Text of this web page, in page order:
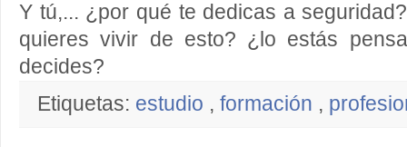
Y tú,... ¿por qué te dedicas a
quieres vivir de esto? ¿lo estás
decides?
Etiquetas: estudio , formación ,